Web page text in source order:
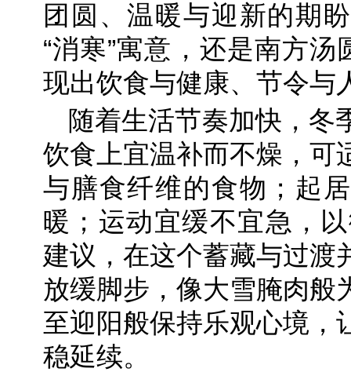
团圆、温暖与迎新的期
“消寒”寓意，还是南方汤
现出饮食与健康、节令与
随着生活节奏加快，冬
饮食上宜温补而不燥，可
与膳食纤维的食物；起
暖；运动宜缓不宜急，
建议，在这个蓄藏与过渡
放缓脚步，像大雪腌肉般
至迎阳般保持乐观心境，
稳延续。